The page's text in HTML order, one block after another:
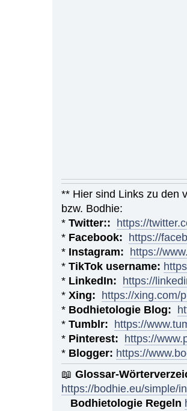
** Hier sind Links zu den
bzw. Bodhie:
*Twitter:: https://
* Facebook: https://
* Instagram: https://
*TikTok username:
* LinkedIn: https://
*Xing: https://xing.com/
* Bodhietologie Blog:
*Tumblr: https://
* Pinterest: https://
* Blogger: https://
📖Glossar-
https://bodhie.eu/simple/
Bodhietologie Regeln